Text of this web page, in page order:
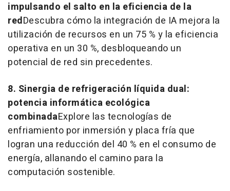
impulsando el salto en la eficiencia de la
redDescubra cómo la integración de IA mejora la
utilización de recursos en un 75 % y la eficiencia
operativa en un 30 %, desbloqueando un
potencial de red sin precedentes.
8. Sinergia de refrigeración líquida dual:
potencia informática ecológica
combinadaExplore las tecnologías de
enfriamiento por inmersión y placa fría que
logran una reducción del 40 % en el consumo de
energía, allanando el camino para la
computación sostenible.